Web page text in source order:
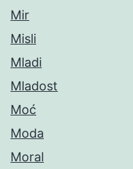
Mir
Misli
Mladi
Mladost
Moć
Moda
Moral